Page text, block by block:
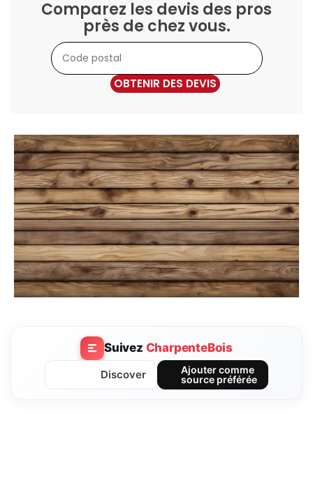
Comparez les devis des pros
près de chez vous.
OBTENIR DES DEVIS
Suivez CharpenteBois
Discover
Ajouter comme
source préférée